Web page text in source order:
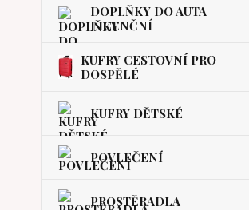
DOPLŇKY DO AUTA
LICENČNÍ
KUFRY CESTOVNÍ PRO
DOSPĚLÉ
KUFRY DĚTSKÉ
POVLEČENÍ
PROSTĚRADLA